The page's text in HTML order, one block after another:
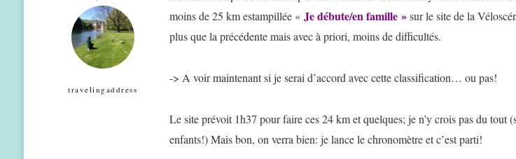
travelingaddress
moins de 25 km estampillée « Je débute/en famille »sur le site de la
plus que la précédente mais avec à priori, moins de difficultés.
-> A voir maintenant si je serai d’accord avec cette classification… ou pas!
Le site prévoit 1h37 pour faire ces 24 km et quelques; je n’y crois pas du tout
enfants!) Mais bon, on verra bien: je lance le chronomètre et c’est parti!